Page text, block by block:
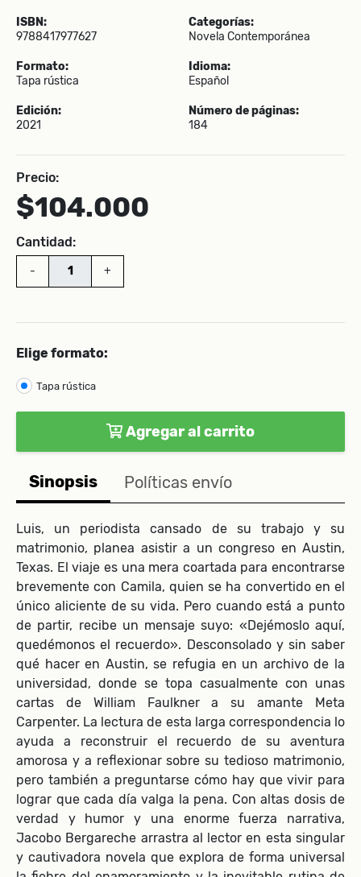
ISBN:
9788417977627
Categorías:
Novela Contemporánea
Formato:
Tapa rústica
Idioma:
Español
Edición:
2021
Número de páginas:
184
Precio:
$104.000
Cantidad:
- +
Elige formato:
Tapa rústica
Agregar al carrito
Sinopsis Políticas envío
Luis, un periodista cansado de su trabajo y su
matrimonio, planea asistir a un congreso en Austin,
Texas. El viaje es una mera coartada para encontrarse
brevemente con Camila, quien se ha convertido en el
único aliciente de su vida. Pero cuando está a punto
de partir, recibe un mensaje suyo: «Dejémoslo aquí,
quedémonos el recuerdo». Desconsolado y sin saber
qué hacer en Austin, se refugia en un archivo de la
universidad, donde se topa casualmente con unas
cartas de William Faulkner a su amante Meta
Carpenter. La lectura de esta larga correspondencia lo
ayuda a reconstruir el recuerdo de su aventura
amorosa y a reflexionar sobre su tedioso matrimonio,
pero también a preguntarse cómo hay que vivir para
lograr que cada día valga la pena. Con altas dosis de
verdad y humor y una enorme fuerza narrativa,
Jacobo Bergareche arrastra al lector en esta singular
y cautivadora novela que explora de forma universal